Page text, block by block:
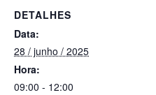
DETALHES
Data:
28 / junho / 2025
Hora:
09:00 - 12:00